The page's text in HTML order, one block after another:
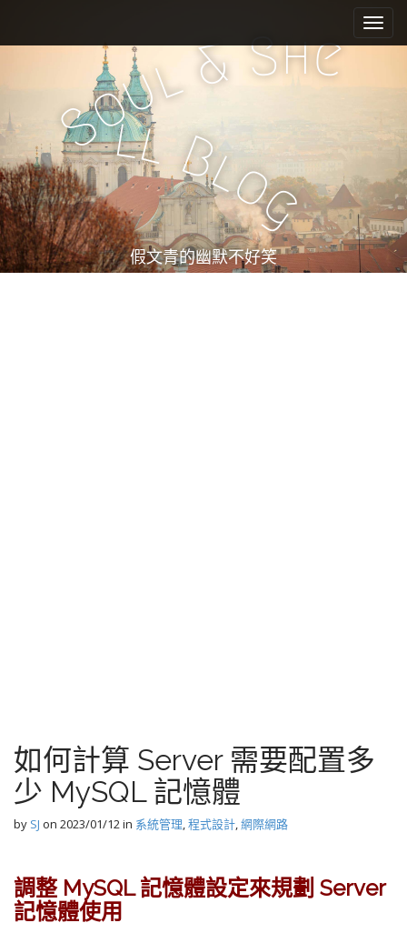
e
n
u
i
c
n
t
e
n
t
Soul&She
ll Bl
og
假文青的幽默不好笑
如何計算 Server 需要配置多
少 MySQL 記憶體
by SJ on 2023/01/12in 系統管理,程式設計,網際網路
調整 MySQL 記憶體設定來規劃 Server
記憶體使用